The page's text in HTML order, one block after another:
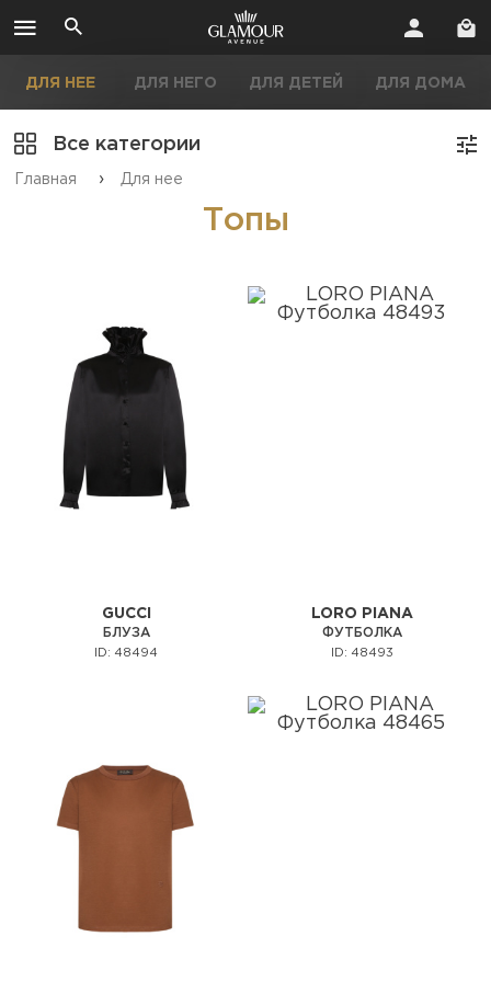
ДЛЯ НЕЕ ДЛЯ НЕГО ДЛЯ ДЕТЕЙ ДЛЯ ДОМА
Все категории
Главная › Для нее
Топы
GUCCI
БЛУЗА
ID: 48494
LORO PIANA
ФУТБОЛКА
ID: 48493